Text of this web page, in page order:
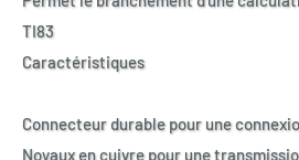
TI83
Caractéristiques
Connecteur durable pour une
Noyaux en cuivre pour une